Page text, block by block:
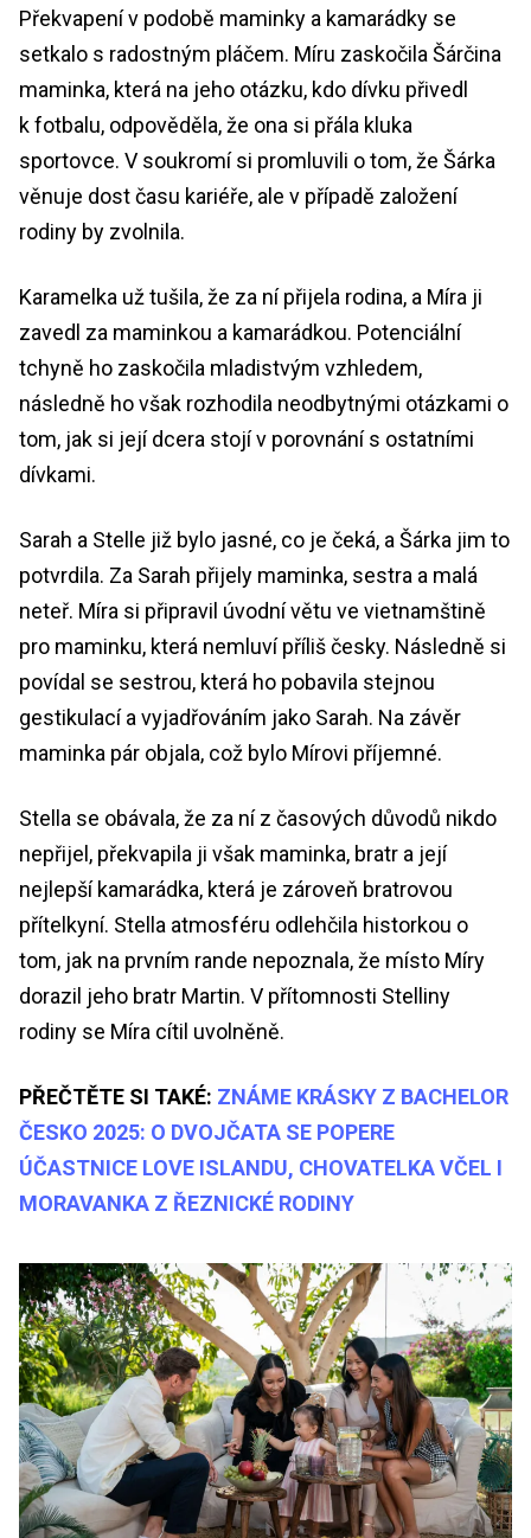
Překvapení v podobě maminky a kamarádky se
setkalo s radostným pláčem. Míru zaskočila Šárčina
maminka, která na jeho otázku, kdo dívku přivedl
k fotbalu, odpověděla, že ona si přála kluka
sportovce. V soukromí si promluvili o tom, že Šárka
věnuje dost času kariéře, ale v případě založení
rodiny by zvolnila.
Karamelka už tušila, že za ní přijela rodina, a Míra ji
zavedl za maminkou a kamarádkou. Potenciální
tchyně ho zaskočila mladistvým vzhledem,
následně ho však rozhodila neodbytnými otázkami o
tom, jak si její dcera stojí v porovnání s ostatními
dívkami.
Sarah a Stelle již bylo jasné, co je čeká, a Šárka jim to
potvrdila. Za Sarah přijely maminka, sestra a malá
neteř. Míra si připravil úvodní větu ve vietnamštině
pro maminku, která nemluví příliš česky. Následně si
povídal se sestrou, která ho pobavila stejnou
gestikulací a vyjadřováním jako Sarah. Na závěr
maminka pár objala, což bylo Mírovi příjemné.
Stella se obávala, že za ní z časových důvodů nikdo
nepřijel, překvapila ji však maminka, bratr a její
nejlepší kamarádka, která je zároveň bratrovou
přítelkyní. Stella atmosféru odlehčila historkou o
tom, jak na prvním rande nepoznala, že místo Míry
dorazil jeho bratr Martin. V přítomnosti Stelliny
rodiny se Míra cítil uvolněně.
PŘEČTĚTE SI TAKÉ: ZNÁME KRÁSKY Z BACHELOR
ČESKO 2025: O DVOJČATA SE POPERE
ÚČASTNICE LOVE ISLANDU, CHOVATELKA VČEL I
MORAVANKA Z ŘEZNICKÉ RODINY